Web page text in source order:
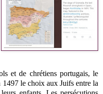
et de chrétiens portugais, le
le choix aux Juifs entre la